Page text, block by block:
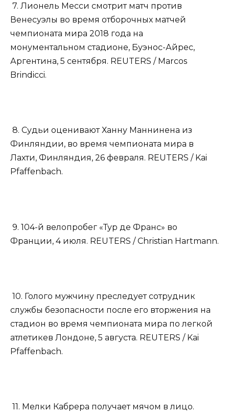
7. Лионель Месси смотрит матч против
Венесуэлы во время отборочных матчей
чемпионата мира 2018 года на
монументальном стадионе, Буэнос-Айрес,
Аргентина, 5 сентября. REUTERS / Marcos
Brindicci.
8. Судьи оценивают Ханну Маннинена из
Финляндии, во время чемпионата мира в
Лахти, Финляндия, 26 февраля. REUTERS / Kai
Pfaffenbach.
9. 104-й велопробег «Тур де Франс» во
Франции, 4 июля. REUTERS / Christian Hartmann.
10. Голого мужчину преследует сотрудник
службы безопасности после его вторжения на
стадион во время чемпионата мира по легкой
атлетикев Лондоне, 5 августа. REUTERS / Kai
Pfaffenbach.
11. Мелки Кабрера получает мячом в лицо.